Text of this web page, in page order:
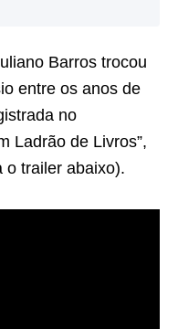
Barros trocou
entre os anos de
no
Ladrão de Livros”,
o trailer abaixo).